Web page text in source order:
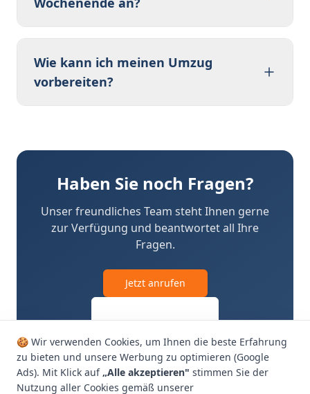
Wie kann ich meinen Umzug
vorbereiten?
Haben Sie noch Fragen?
Unser freundliches Team steht Ihnen gerne
zur Verfügung und beantwortet all Ihre
Fragen.
Jetzt anrufen
🍪 Wir verwenden Cookies, um Ihnen die beste Erfahrung
zu bieten und unsere Werbung zu optimieren (Google
Ads). Mit Klick auf„Alle akzeptieren" stimmen Sie der
Nutzung aller Cookies gemäß unserer